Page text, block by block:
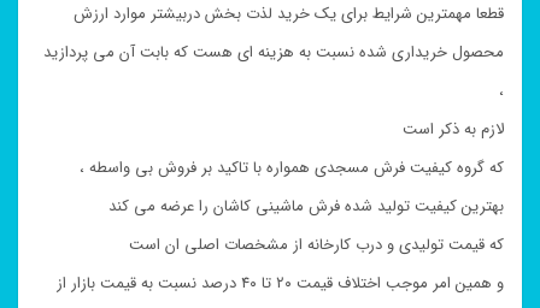
قطعا مهمترین شرایط برای یک خرید لذت بخش دربیشتر موارد ارزش
محصول خریداری شده نسبت به هزینه ای هست که بابت آن می پردازید
،
لازم به ذکر است
که گروه کیفیت فرش مسجدی همواره با تاکید بر فروش بی واسطه ،
بهترین کیفیت تولید شده فرش ماشینی کاشان را عرضه می کند
که قیمت تولیدی و درب کارخانه از مشخصات اصلی ان است
و همین امر موجب اختلاف قیمت ۲۰ تا ۴۰ درصد نسبت به قیمت بازار از